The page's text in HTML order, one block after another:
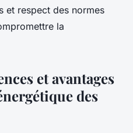
et respect des normes
la
et avantages
des